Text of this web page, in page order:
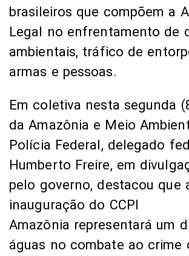
brasileiros que compõem a
Legal no enfrentamento de
ambientais, tráfico de
armas e pessoas.
Em coletiva nesta segunda
da Amazônia e Meio
Polícia Federal, delegado
Humberto Freire, em
pelo governo, destacou que
inauguração do CCPI
Amazônia representará um
águas no combate ao crime